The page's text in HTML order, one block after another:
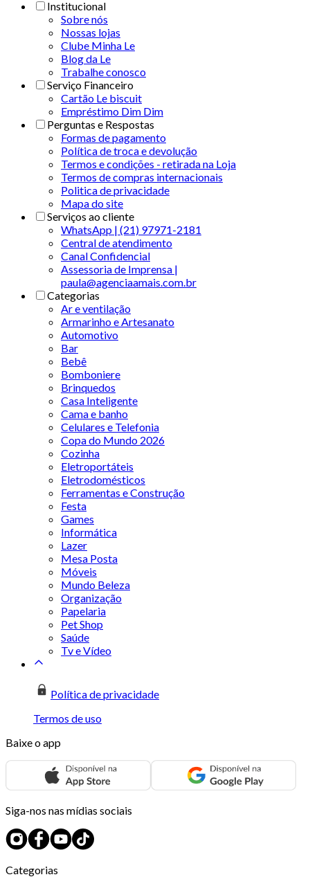
Institucional
Sobre nós
Nossas lojas
Clube Minha Le
Blog da Le
Trabalhe conosco
Serviço Financeiro
Cartão Le biscuit
Empréstimo Dim Dim
Perguntas e Respostas
Formas de pagamento
Política de troca e devolução
Termos e condições - retirada na Loja
Termos de compras internacionais
Politica de privacidade
Mapa do site
Serviços ao cliente
WhatsApp | (21) 97971-2181
Central de atendimento
Canal Confidencial
Assessoria de Imprensa |
paula@agenciaamais.com.br
Categorias
Ar e ventilação
Armarinho e Artesanato
Automotivo
Bar
Bebê
Bomboniere
Brinquedos
Casa Inteligente
Cama e banho
Celulares e Telefonia
Copa do Mundo 2026
Cozinha
Eletroportáteis
Eletrodomésticos
Ferramentas e Construção
Festa
Games
Informática
Lazer
Mesa Posta
Móveis
Mundo Beleza
Organização
Papelaria
Pet Shop
Saúde
Tv e Vídeo
Política de privacidade
Termos de uso
Baixe o app
Siga-nos nas mídias sociais
Categorias